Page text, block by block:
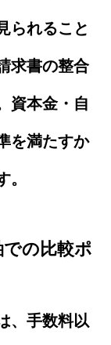
られること
求書の整合
資本金・自
を満たすか
の比較ポ
、手数料以